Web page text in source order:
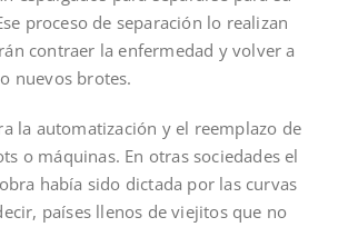
proceso de separación lo realizan
contraer la enfermedad y volver a
nuevos brotes.
la automatización y el reemplazo de
o máquinas. En otras sociedades el
había sido dictada por las curvas
países llenos de viejitos que no